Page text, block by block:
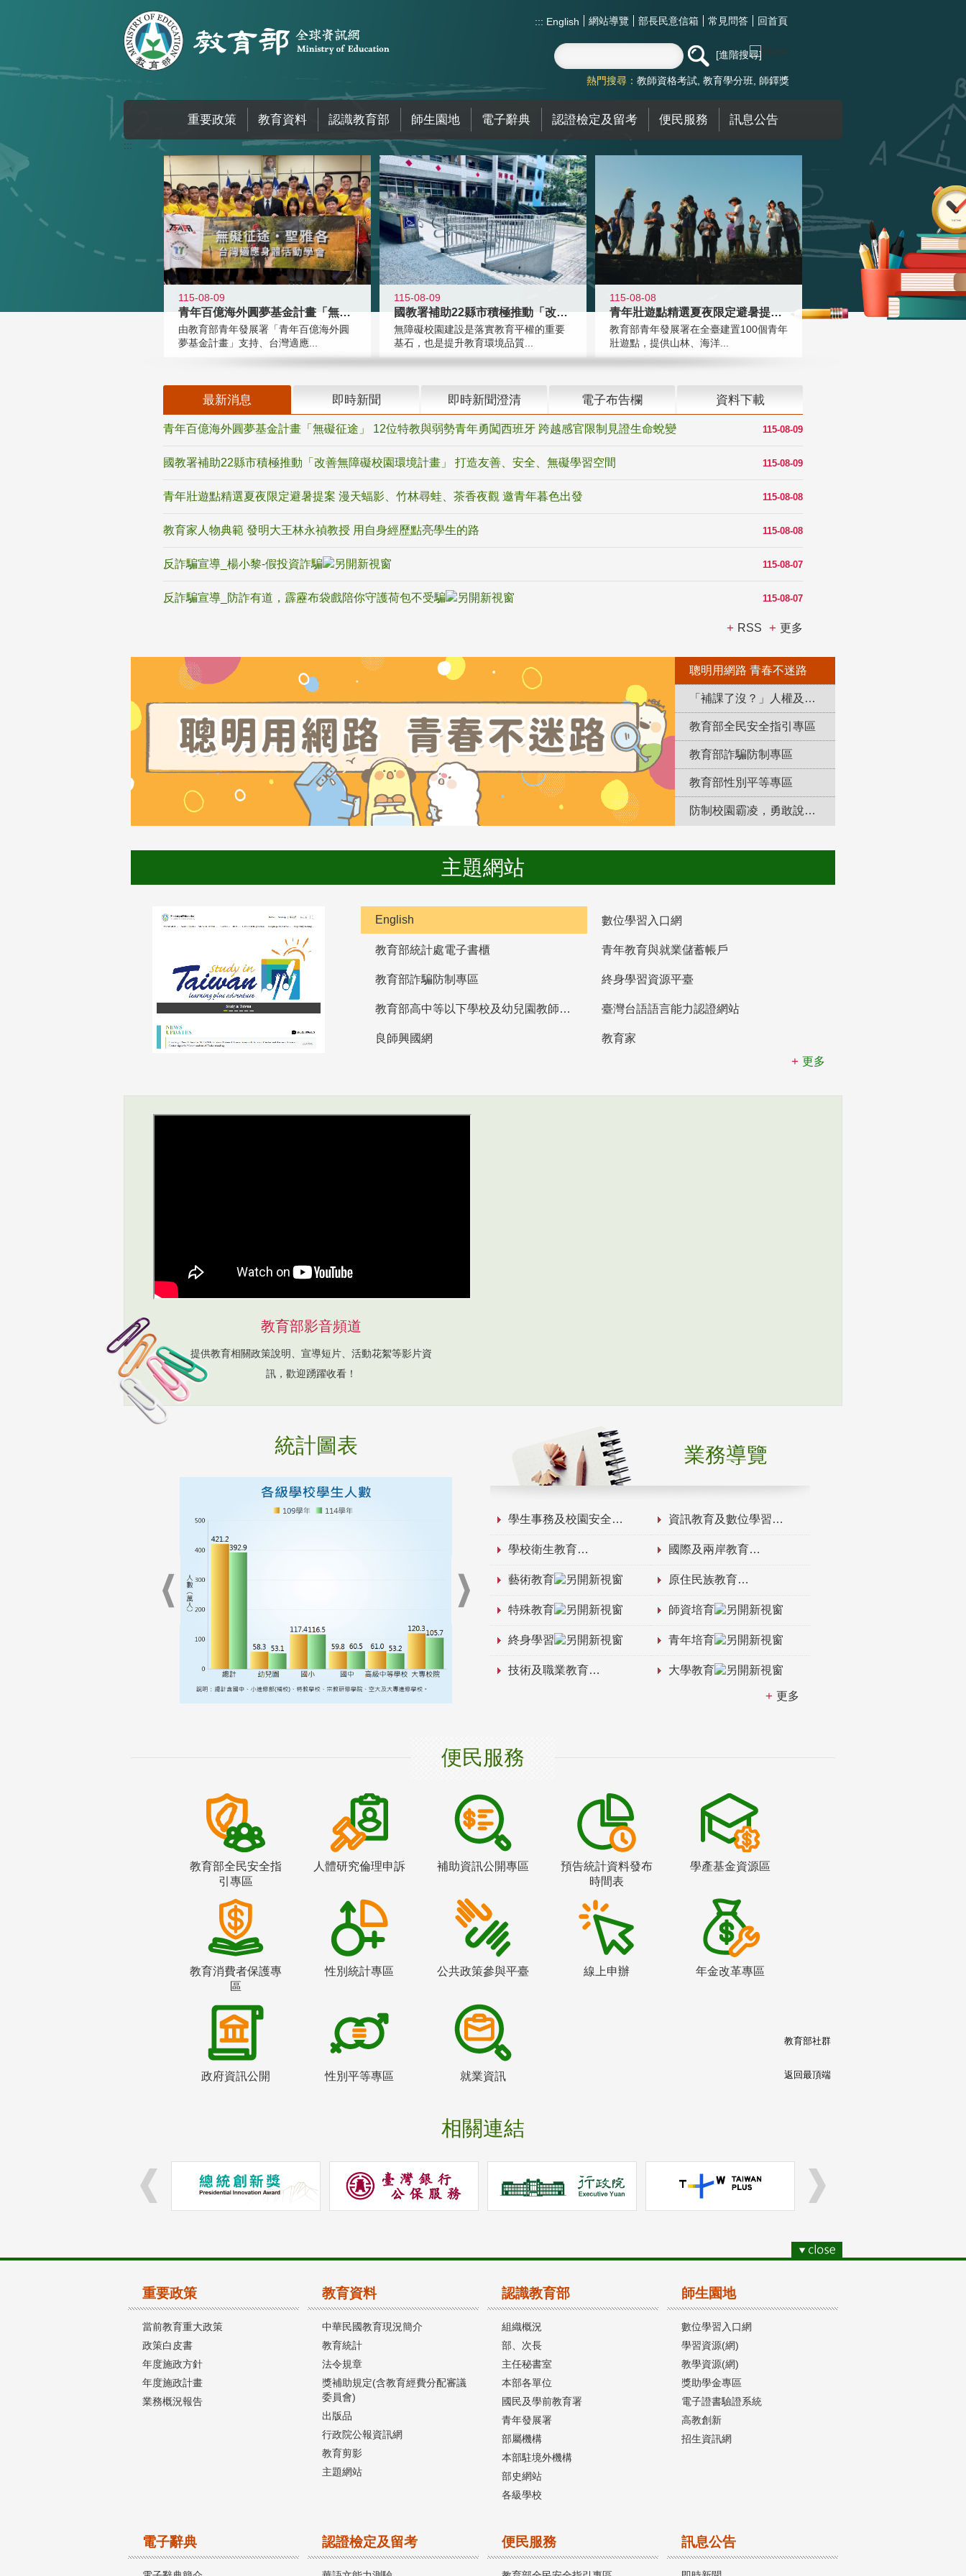
::: English 網站導覽 部長民意信箱 常見問答 回首頁
進階搜尋
熱門搜尋： 教師資格考試 教育學分班 師鐸獎
重要政策 教育資料 認識教育部 師生園地 電子辭典 認證檢定及留考 便民服務 訊息公告
:::
115-08-09
青年百億海外圓夢基金計畫「無礙征途
由教育部青年發展署「青年百億海外圓
夢基金計畫」支持、台灣適應...
115-08-09
國教署補助22縣市積極推動「改善無
無障礙校園建設是落實教育平權的重要
基石，也是提升教育環境品質...
115-08-08
青年壯遊點精選夏夜限定避暑提案 漫
教育部青年發展署在全臺建置100個青年
壯遊點，提供山林、海洋...
最新消息 即時新聞 即時新聞澄清 電子布告欄 資料下載
115-08-09
青年百億海外圓夢基金計畫「無礙征途」 12位特教與弱勢青年勇闖西班牙 跨越感官限制見證生命蛻變
115-08-09
國教署補助22縣市積極推動「改善無障礙校園環境計畫」 打造友善、安全、無礙學習空間
115-08-08
青年壯遊點精選夏夜限定避暑提案 漫天蝠影、竹林尋蛙、茶香夜觀 邀青年暮色出發
115-08-08
教育家人物典範 發明大王林永禎教授 用自身經歷點亮學生的路
115-08-07
反詐騙宣導_楊小黎-假投資詐騙
115-08-07
反詐騙宣導_防詐有道，霹靂布袋戲陪你守護荷包不受騙
RSS 更多
聰明用網路 青春不迷路
「補課了沒？」人權及轉型正義教育專區
教育部全民安全指引專區
教育部詐騙防制專區
教育部性別平等專區
防制校園霸凌，勇敢說出來！
主題網站
English 數位學習入口網
教育部統計處電子書櫃 青年教育與就業儲蓄帳戶
教育部詐騙防制專區 終身學習資源平臺
教育部高中等以下學校及幼兒園教師資格檢定考試 臺灣台語語言能力認證網站
良師興國網
教育家
更多
教育部影音頻道
提供教育相關政策說明、宣導短片、活動花絮等影片資
訊，歡迎踴躍收看！
統計圖表 業務導覽
學生事務及校園安全 資訊教育及數位學習
學校衛生教育 國際及兩岸教育
藝術教育 原住民族教育
特殊教育 師資培育
終身學習 青年培育
技術及職業教育 大學教育
更多
便民服務
教育部全民安全指
引專區
人體研究倫理申訴 補助資訊公開專區
預告統計資料發布
時間表
學產基金資源區
教育消費者保護專
區
性別統計專區 公共政策參與平臺 線上申辦 年金改革專區
政府資訊公開 性別平等專區 就業資訊
相關連結
教育部社群
返回最頂端
重要政策
當前教育重大政策
政策白皮書
年度施政方針
年度施政計畫
業務概況報告
教育資料
中華民國教育現況簡介
教育統計
法令規章
獎補助規定(含教育經費分配審議
委員會)
出版品
行政院公報資訊網
教育剪影
主題網站
認識教育部
組織概況
部、次長
主任秘書室
本部各單位
國民及學前教育署
青年發展署
部屬機構
本部駐境外機構
部史網站
各級學校
師生園地
數位學習入口網
學習資源(網)
教學資源(網)
獎助學金專區
電子證書驗證系統
高教創新
招生資訊網
電子辭典 認證檢定及留考 便民服務 訊息公告